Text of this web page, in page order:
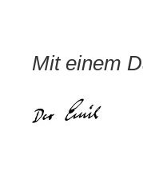
Mit einem